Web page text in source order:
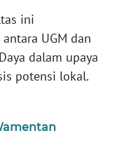
ini
UGM dan
dalam upaya
potensi lokal.